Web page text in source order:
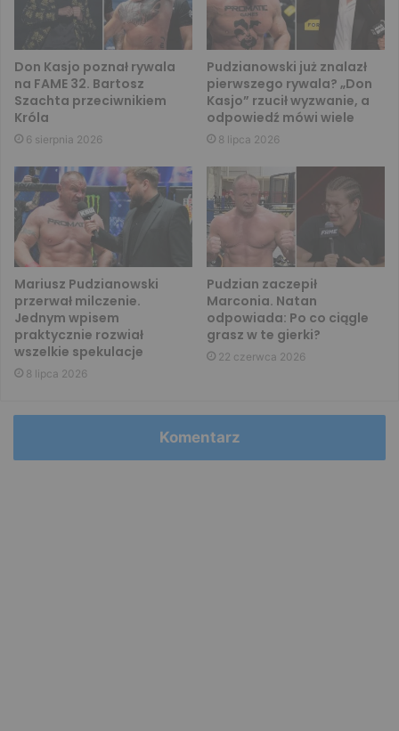
Don Kasjo poznał rywala
na FAME 32. Bartosz
Szachta przeciwnikiem
Króla
6 sierpnia 2026
Pudzianowski już znalazł
pierwszego rywala? „Don
Kasjo” rzucił wyzwanie, a
odpowiedź mówi wiele
8 lipca 2026
Mariusz Pudzianowski
przerwał milczenie.
Jednym wpisem
praktycznie rozwiał
wszelkie spekulacje
8 lipca 2026
Pudzian zaczepił
Marconia. Natan
odpowiada: Po co ciągle
grasz w te gierki?
22 czerwca 2026
Komentarz